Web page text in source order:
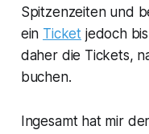
Spitzenzeiten und
ein Ticket jedoch
daher die Tickets,
buchen.
Ingesamt hat mir